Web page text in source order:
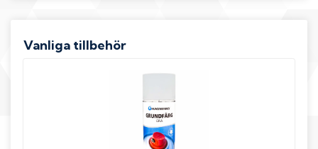
Vanliga tillbehör